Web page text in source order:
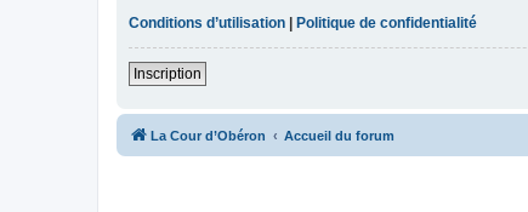
Conditions d’utilisation
Politique de confidentialité
Inscription
La Cour d’Obéron Accueil du forum